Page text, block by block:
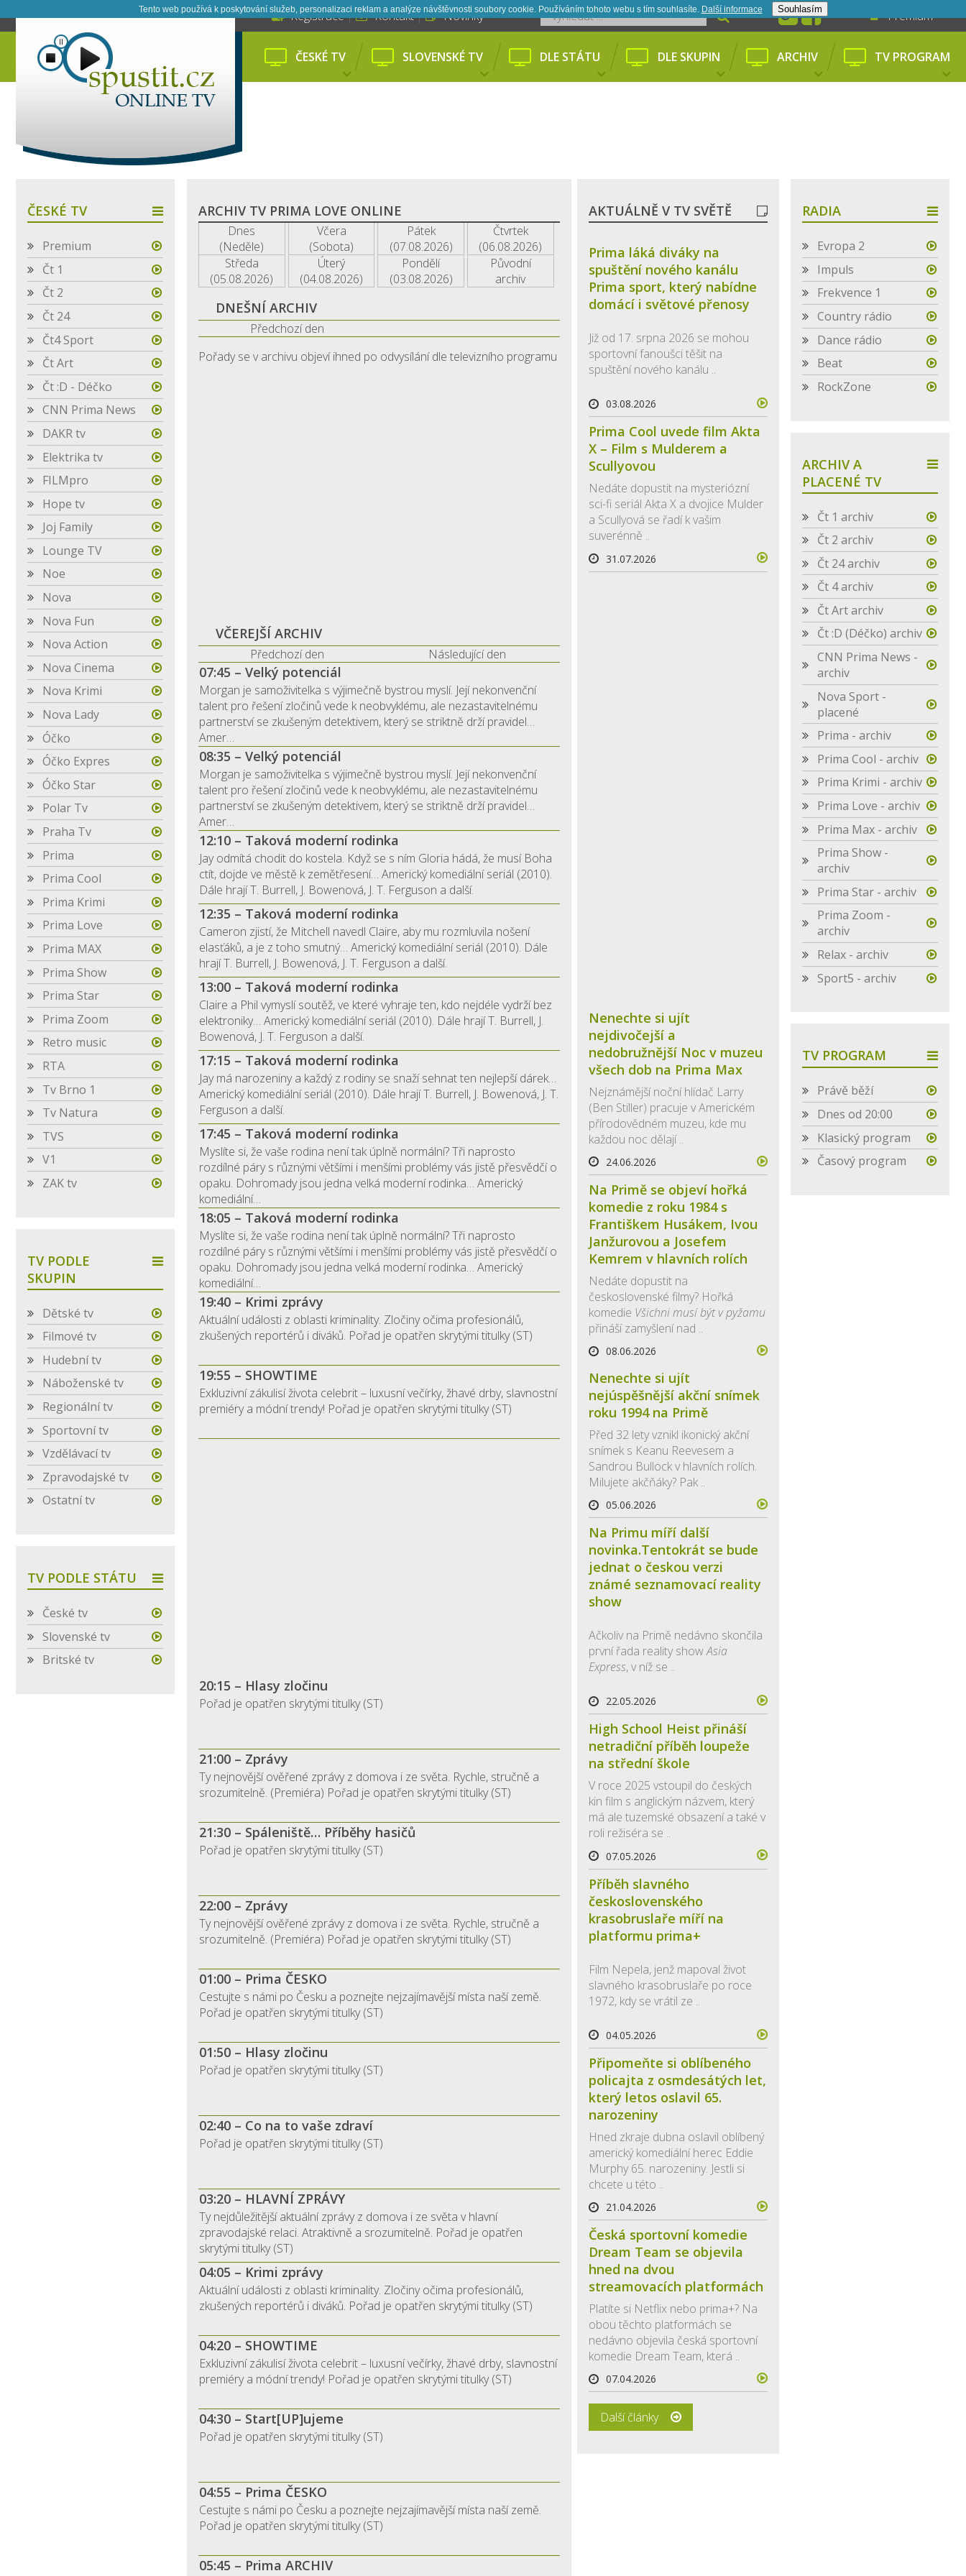
Tento web používá k poskytování služeb, personalizaci reklam a analýze návštěvnosti soubory cookie. Používáním tohoto webu s tím souhlasíte. Další informace­ Souhlasím
Registrace Kontakt Novinky Premium
ČESKÉ TV SLOVENSKÉ TV DLE STÁTU DLE SKUPIN ARCHIV TV PROGRAM
ČESKÉ TV
Premium
Čt 1
Čt 2
Čt 24
Čt4 Sport
Čt Art
Čt :D - Déčko
CNN Prima News
DAKR tv
Elektrika tv
FILMpro
Hope tv
Joj Family
Lounge TV
Noe
Nova
Nova Fun
Nova Action
Nova Cinema
Nova Krimi
Nova Lady
Óčko
Óčko Expres
Óčko Star
Polar Tv
Praha Tv
Prima
Prima Cool
Prima Krimi
Prima Love
Prima MAX
Prima Show
Prima Star
Prima Zoom
Retro music
RTA
Tv Brno 1
Tv Natura
TVS
V1
ZAK tv
TV PODLE
SKUPIN
Dětské tv
Filmové tv
Hudební tv
Náboženské tv
Regionální tv
Sportovní tv
Vzdělávací tv
Zpravodajské tv
Ostatní tv
TV PODLE STÁTU
České tv
Slovenské tv
Britské tv
ARCHIV TV PRIMA LOVE ONLINE
Dnes
(Neděle)
Včera
(Sobota)
Pátek
(07.08.2026)
Čtvrtek
(06.08.2026)
Středa
(05.08.2026)
Úterý
(04.08.2026)
Pondělí
(03.08.2026)
Původní
archiv
DNEŠNÍ ARCHIV
Předchozí den
Pořady se v archivu objeví ihned po odvysílání dle televizního programu
VČEREJŠÍ ARCHIV
Předchozí den Následující den
07:45 – Velký potenciál
Morgan je samoživitelka s výjimečně bystrou myslí. Její nekonvenční
talent pro řešení zločinů vede k neobvyklému, ale nezastavitelnému
partnerství se zkušeným detektivem, který se striktně drží pravidel…
Amer…
08:35 – Velký potenciál
Morgan je samoživitelka s výjimečně bystrou myslí. Její nekonvenční
talent pro řešení zločinů vede k neobvyklému, ale nezastavitelnému
partnerství se zkušeným detektivem, který se striktně drží pravidel…
Amer…
12:10 – Taková moderní rodinka
Jay odmítá chodit do kostela. Když se s ním Gloria hádá, že musí Boha
ctít, dojde ve městě k zemětřesení… Americký komediální seriál (2010).
Dále hrají T. Burrell, J. Bowenová, J. T. Ferguson a další.
12:35 – Taková moderní rodinka
Cameron zjistí, že Mitchell navedl Claire, aby mu rozmluvila nošení
elasťáků, a je z toho smutný… Americký komediální seriál (2010). Dále
hrají T. Burrell, J. Bowenová, J. T. Ferguson a další.
13:00 – Taková moderní rodinka
Claire a Phil vymyslí soutěž, ve které vyhraje ten, kdo nejdéle vydrží bez
elektroniky… Americký komediální seriál (2010). Dále hrají T. Burrell, J.
Bowenová, J. T. Ferguson a další.
17:15 – Taková moderní rodinka
Jay má narozeniny a každý z rodiny se snaží sehnat ten nejlepší dárek…
Americký komediální seriál (2010). Dále hrají T. Burrell, J. Bowenová, J. T.
Ferguson a další.
17:45 – Taková moderní rodinka
Myslíte si, že vaše rodina není tak úplně normální? Tři naprosto
rozdílné páry s různými většími i menšími problémy vás jistě přesvědčí o
opaku. Dohromady jsou jedna velká moderní rodinka… Americký
komediální…
18:05 – Taková moderní rodinka
Myslíte si, že vaše rodina není tak úplně normální? Tři naprosto
rozdílné páry s různými většími i menšími problémy vás jistě přesvědčí o
opaku. Dohromady jsou jedna velká moderní rodinka… Americký
komediální…
19:40 – Krimi zprávy
Aktuální události z oblasti kriminality. Zločiny očima profesionálů,
zkušených reportérů i diváků. Pořad je opatřen skrytými titulky (ST)
19:55 – SHOWTIME
Exkluzivní zákulisí života celebrit – luxusní večírky, žhavé drby, slavnostní
premiéry a módní trendy! Pořad je opatřen skrytými titulky (ST)
20:15 – Hlasy zločinu
Pořad je opatřen skrytými titulky (ST)
21:00 – Zprávy
Ty nejnovější ověřené zprávy z domova i ze světa. Rychle, stručně a
srozumitelně. (Premiéra) Pořad je opatřen skrytými titulky (ST)
21:30 – Spáleniště… Příběhy hasičů
Pořad je opatřen skrytými titulky (ST)
22:00 – Zprávy
Ty nejnovější ověřené zprávy z domova i ze světa. Rychle, stručně a
srozumitelně. (Premiéra) Pořad je opatřen skrytými titulky (ST)
01:00 – Prima ČESKO
Cestujte s námi po Česku a poznejte nejzajímavější místa naší země.
Pořad je opatřen skrytými titulky (ST)
01:50 – Hlasy zločinu
Pořad je opatřen skrytými titulky (ST)
02:40 – Co na to vaše zdraví
Pořad je opatřen skrytými titulky (ST)
03:20 – HLAVNÍ ZPRÁVY
Ty nejdůležitější aktuální zprávy z domova i ze světa v hlavní
zpravodajské relaci. Atraktivně a srozumitelně. Pořad je opatřen
skrytými titulky (ST)
04:05 – Krimi zprávy
Aktuální události z oblasti kriminality. Zločiny očima profesionálů,
zkušených reportérů i diváků. Pořad je opatřen skrytými titulky (ST)
04:20 – SHOWTIME
Exkluzivní zákulisí života celebrit – luxusní večírky, žhavé drby, slavnostní
premiéry a módní trendy! Pořad je opatřen skrytými titulky (ST)
04:30 – Start[UP]ujeme
Pořad je opatřen skrytými titulky (ST)
04:55 – Prima ČESKO
Cestujte s námi po Česku a poznejte nejzajímavější místa naší země.
Pořad je opatřen skrytými titulky (ST)
05:45 – Prima ARCHIV
AKTUÁLNĚ V TV SVĚTĚ
Prima láká diváky na
spuštění nového kanálu
Prima sport, který nabídne
domácí i světové přenosy
Již od 17. srpna 2026 se mohou
sportovní fanoušci těšit na
spuštění nového kanálu ..
03.08.2026
Prima Cool uvede film Akta
X – Film s Mulderem a
Scullyovou
Nedáte dopustit na mysteriózní
sci-fi seriál Akta X a dvojice Mulder
a Scullyová se řadí k vašim
suverénně ..
31.07.2026
Nenechte si ujít
nejdivočejší a
nedobružnější Noc v muzeu
všech dob na Prima Max
Nejznámější noční hlídač Larry
(Ben Stiller) pracuje v Americkém
přírodovědném muzeu, kde mu
každou noc dělají ..
24.06.2026
Na Primě se objeví hořká
komedie z roku 1984 s
Františkem Husákem, Ivou
Janžurovou a Josefem
Kemrem v hlavních rolích
Nedáte dopustit na
československé filmy? Hořká
komedie Všichni musí být v pyžamu
přináší zamyšlení nad ..
08.06.2026
Nenechte si ujít
nejúspěšnější akční snímek
roku 1994 na Primě
Před 32 lety vznikl ikonický akční
snímek s Keanu Reevesem a
Sandrou Bullock v hlavních rolích.
Milujete akčňáky? Pak ..
05.06.2026
Na Primu míří další
novinka.Tentokrát se bude
jednat o českou verzi
známé seznamovací reality
show
Ačkoliv na Primě nedávno skončila
první řada reality showAsia
Express, v níž se ..
22.05.2026
High School Heist přináší
netradiční příběh loupeže
na střední škole
V roce 2025 vstoupil do českých
kin film s anglickým názvem, který
má ale tuzemské obsazení a také v
roli režiséra se ..
07.05.2026
Příběh slavného
československého
krasobruslaře míří na
platformu prima+
Film Nepela, jenž mapoval život
slavného krasobruslaře po roce
1972, kdy se vrátil ze ..
04.05.2026
Připomeňte si oblíbeného
policajta z osmdesátých let,
který letos oslavil 65.
narozeniny
Hned zkraje dubna oslavil oblíbený
americký komediální herec Eddie
Murphy 65. narozeniny. Jestli si
chcete u této ..
21.04.2026
Česká sportovní komedie
Dream Team se objevila
hned na dvou
streamovacích platformách
Platíte si Netflix nebo prima+? Na
obou těchto platformách se
nedávno objevila česká sportovní
komedie Dream Team, která ..
07.04.2026
Další články
RADIA
Evropa 2
Impuls
Frekvence 1
Country rádio
Dance rádio
Beat
RockZone
ARCHIV A
PLACENÉ TV
Čt 1 archiv
Čt 2 archiv
Čt 24 archiv
Čt 4 archiv
Čt Art archiv
Čt :D (Déčko) archiv
CNN Prima News -
archiv
Nova Sport -
placené
Prima - archiv
Prima Cool - archiv
Prima Krimi - archiv
Prima Love - archiv
Prima Max - archiv
Prima Show -
archiv
Prima Star - archiv
Prima Zoom -
archiv
Relax - archiv
Sport5 - archiv
TV PROGRAM
Právě běží
Dnes od 20:00
Klasický program
Časový program